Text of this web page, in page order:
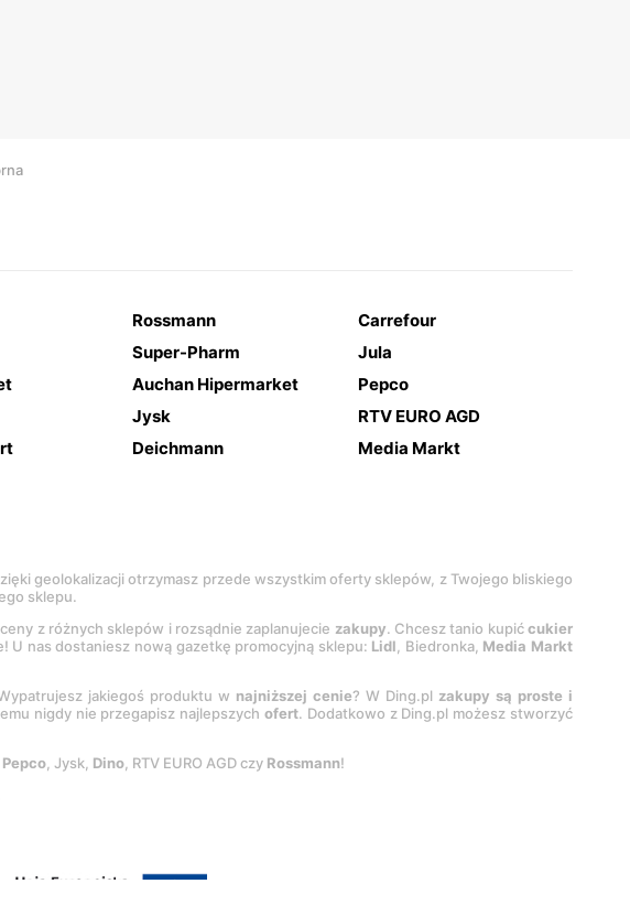
Rossmann
Carrefour
Super-Pharm
Jula
Auchan Hipermarket
Pepco
Jysk
RTV EURO AGD
Deichmann Media Markt
geolokalizacji otrzymasz przede wszystkim oferty sklepów, z Twojego bliskiego
sklepu.
z różnych sklepów i rozsądnie zaplanujecie zakupy. Chcesz tanio kupićcukier
U nas dostaniesz nową gazetkę promocyjną sklepu: Lidl, Biedronka, Media Markt
jakiegoś produktu w najniższej cenie? W Ding.pl zakupy są proste i
nigdy nie przegapisz najlepszychofert. Dodatkowo z Ding.pl możesz stworzyć
Pepco, Jysk, Dino, RTV EURO AGD czy Rossmann!